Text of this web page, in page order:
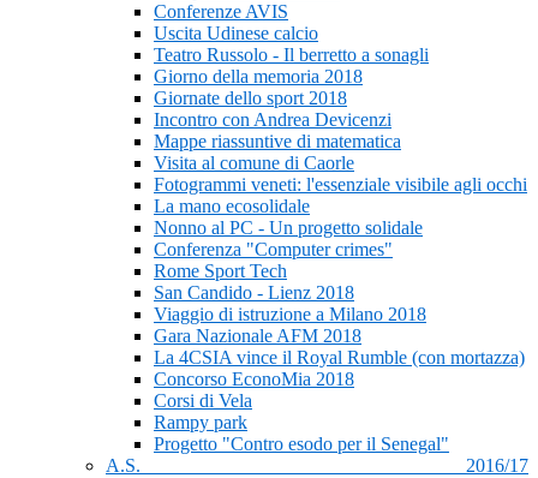
Conferenze AVIS
Uscita Udinese calcio
Teatro Russolo - Il berretto a sonagli
Giorno della memoria 2018
Giornate dello sport 2018
Incontro con Andrea Devicenzi
Mappe riassuntive di matematica
Visita al comune di Caorle
Fotogrammi veneti: l'essenziale visibile agli occhi
La mano ecosolidale
Nonno al PC - Un progetto solidale
Conferenza "Computer crimes"
Rome Sport Tech
San Candido - Lienz 2018
Viaggio di istruzione a Milano 2018
Gara Nazionale AFM 2018
La 4CSIA vince il Royal Rumble (con mortazza)
Concorso EconoMia 2018
Corsi di Vela
Rampy park
Progetto "Contro esodo per il Senegal"
A.S. 2016/17